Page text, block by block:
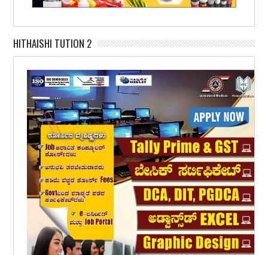
HITHAISHI TUTION 2